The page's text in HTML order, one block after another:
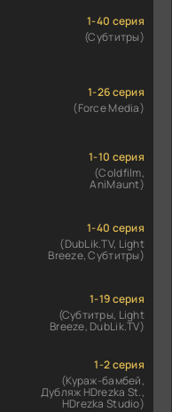
1-40 серия
(Субтитры)
1-26 серия
(Force Media)
1-10 серия
(Coldfilm,
AniMaunt)
1-40 серия
(DubLik.TV, Light
Breeze, Субтитры)
1-19 серия
(Субтитры, Light
Breeze, DubLik.TV)
1-2 серия
(Кураж-бамбей,
Дубляж HDrezka St.,
HDrezka Studio)